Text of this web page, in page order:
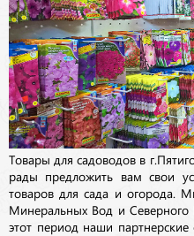
Товары для садоводов в
рады предложить вам свои
товаров для сада и огорода.
Минеральных Вод и Северного
этот период наши